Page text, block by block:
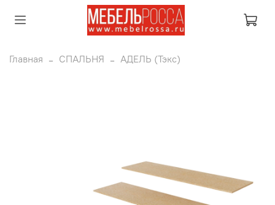
Главная СПАЛЬНЯ АДЕЛЬ (Тэкс)